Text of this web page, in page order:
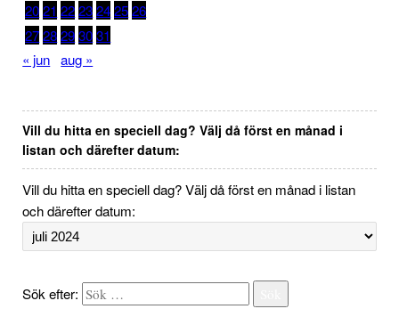
20 21 22 23 24 25 26
27 28 29 30 31
« jun aug »
Vill du hitta en speciell dag? Välj då först en månad i
listan och därefter datum:
Vill du hitta en speciell dag? Välj då först en månad i listan
och därefter datum:
Sök efter: